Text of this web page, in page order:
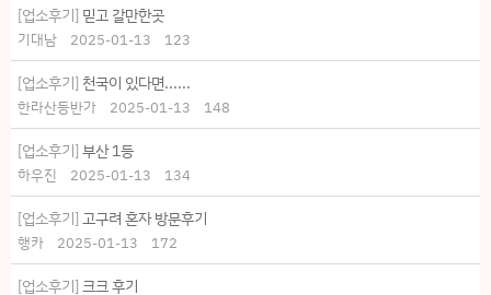
[업소후기] 믿고 갈만한곳
기대남 2025-01-13 123
[업소후기] 천국이 있다면......
한라산등반가 2025-01-13 148
[업소후기] 부산 1등
하우진 2025-01-13 134
[업소후기] 고구려 혼자 방문후기
행카 2025-01-13 172
[업소후기] 크크 후기